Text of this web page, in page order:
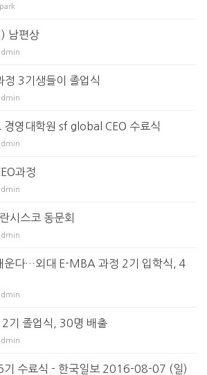
남편상
정 3기생들이 졸업식
경영대학원 sf global CEO 수료식
과정
시스코 동문회
운다…외대 E-MBA 과정 2기 입학식, 4
기 졸업식, 30명 배출
기 수료식 - 한국일보 2016-08-07 (일)